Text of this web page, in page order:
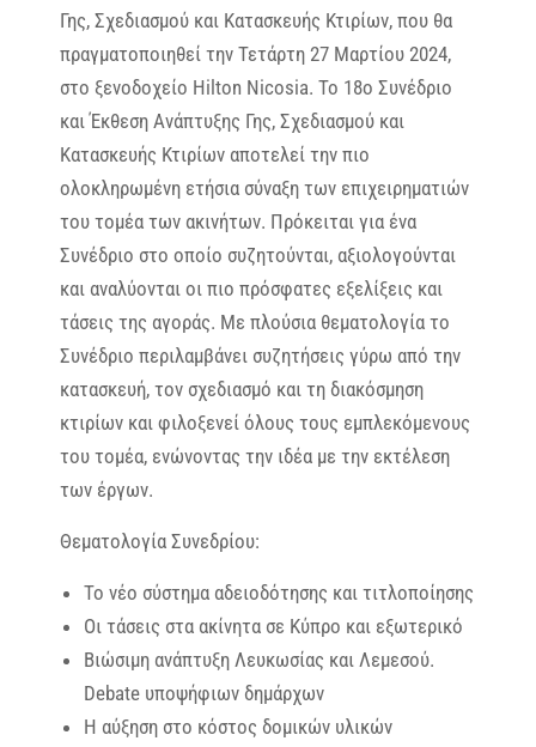
Γης, Σχεδιασμού και Κατασκευής Κτιρίων, που θα
πραγματοποιηθεί την Τετάρτη 27 Μαρτίου 2024,
στο ξενοδοχείο Hilton Nicosia. Το 18ο Συνέδριο
και Έκθεση Ανάπτυξης Γης, Σχεδιασμού και
Κατασκευής Κτιρίων αποτελεί την πιο
ολοκληρωμένη ετήσια σύναξη των επιχειρηματιών
του τομέα των ακινήτων. Πρόκειται για ένα
Συνέδριο στο οποίο συζητούνται, αξιολογούνται
και αναλύονται οι πιο πρόσφατες εξελίξεις και
τάσεις της αγοράς. Με πλούσια θεματολογία το
Συνέδριο περιλαμβάνει συζητήσεις γύρω από την
κατασκευή, τον σχεδιασμό και τη διακόσμηση
κτιρίων και φιλοξενεί όλους τους εμπλεκόμενους
του τομέα, ενώνοντας την ιδέα με την εκτέλεση
των έργων.
Θεματολογία Συνεδρίου:
Το νέο σύστημα αδειοδότησης και τιτλοποίησης
Οι τάσεις στα ακίνητα σε Κύπρο και εξωτερικό
Βιώσιμη ανάπτυξη Λευκωσίας και Λεμεσού.
Debate υποψήφιων δημάρχων
H αύξηση στο κόστος δομικών υλικών